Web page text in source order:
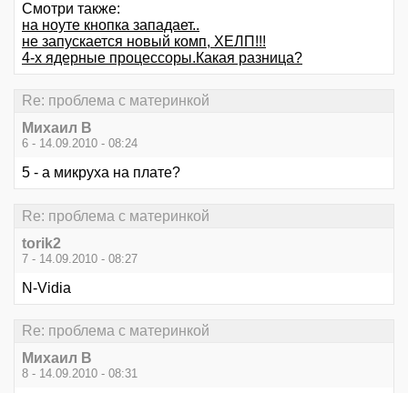
Смотри также:
на ноуте кнопка западает..
не запускается новый комп, ХЕЛП!!!
4-х ядерные процессоры.Какая разница?
Re: проблема с материнкой
Михаил В
6 - 14.09.2010 - 08:24
5 - а микруха на плате?
Re: проблема с материнкой
torik2
7 - 14.09.2010 - 08:27
N-Vidia
Re: проблема с материнкой
Михаил В
8 - 14.09.2010 - 08:31